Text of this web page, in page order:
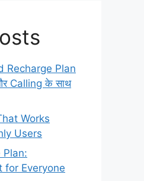
Recharge Plan
Calling के साथ
Works
Users
Plan:
for Everyone